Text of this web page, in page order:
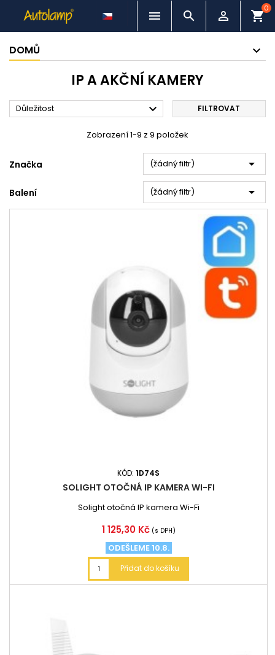
   shopping_cart
0
DOMŮ
IP A AKČNÍ KAMERY
Důležitost  FILTROVAT
Zobrazení 1-9 z 9 položek
Značka (žádný filtr) 
Balení (žádný filtr) 
KÓD: 1D74S
SOLIGHT OTOČNÁ IP KAMERA WI-FI
Solight otočná IP kamera Wi-Fi
Cena
1 125,30 Kč (s DPH)
ODEŠLEME 10.8.
Přidat do košíku